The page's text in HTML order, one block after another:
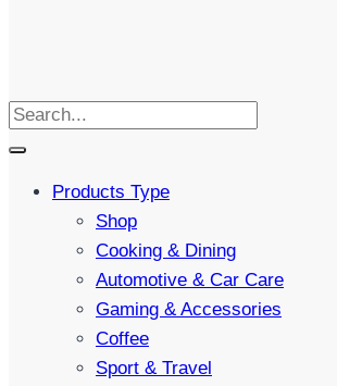
Products Type
Shop
Cooking & Dining
Automotive & Car Care
Gaming & Accessories
Coffee
Sport & Travel